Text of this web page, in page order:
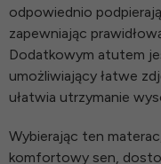
odpowiednio
zapewniając
Dodatkowym atutem
umożliwiający łatwe
ułatwia utrzymanie
Wybierając ten
komfortowy sen,